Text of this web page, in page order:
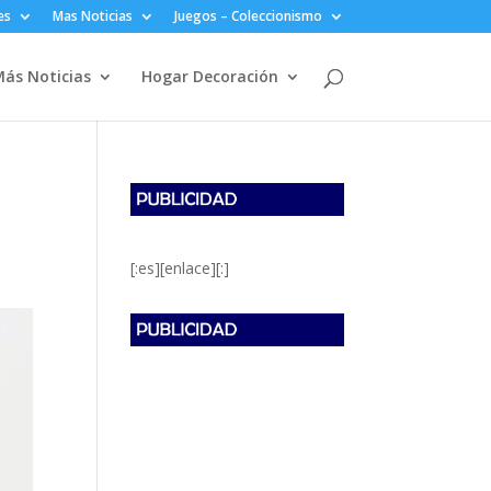
Mas Noticias Juegos – Coleccionismo
Noticias Hogar Decoración
[:es][enlace][:]